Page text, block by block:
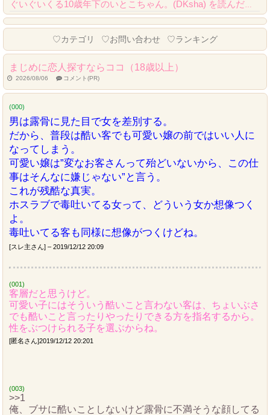
ぐいぐいくる10歳年下のいとこちゃん。(DKsha) を読んだんだが……これはやばい...
Powered by livedoor 相互RSS
♡カテゴリ ♡お問い合わせ ♡ランキング
まじめに恋人探すならココ（18歳以上）
2026/08/06 コメント(PR)
(000)
男は露骨に見た目で女を差別する。
だから、普段は酷い客でも可愛い嬢の前ではいい人に
なってしまう。
可愛い嬢は”変なお客さんって殆どいないから、この仕
事はそんなに嫌じゃない”と言う。
これが残酷な真実。
ホスラブで毒吐いてる女って、どういう女か想像つく
よ。
毒吐いてる客も同様に想像がつくけどね。
[スレ主さん] – 2019/12/12 20:09
(001)
客層だと思うけど。
可愛い子にはそういう酷いこと言わない客は、ちょいぶさ
でも酷いこと言ったりやったりできる方を指名するから。
性をぶつけられる子を選ぶからね。
[匿名さん]2019/12/12 20:201
(003)
>>1
俺、ブサに酷いことしないけど露骨に不満そうな顔してる